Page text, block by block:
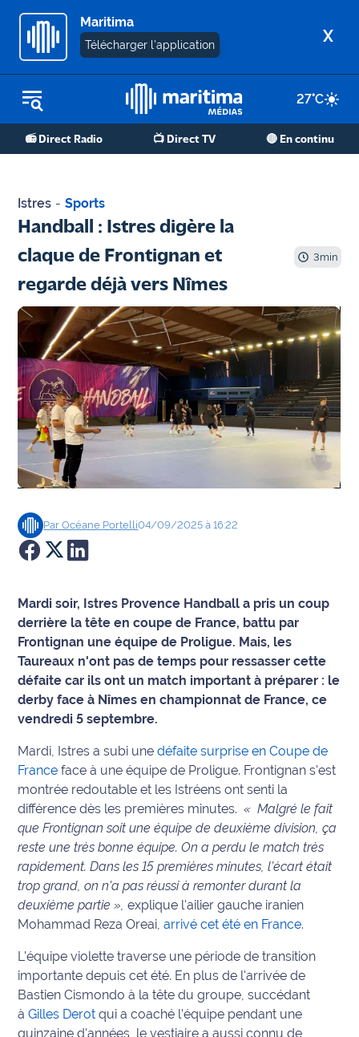
Maritima
Télécharger l'application X
27°C
📻 Direct Radio 📺 Direct TV 🔴 En continu
REPLAY RADIO
REPLAY TV
Martigues
de Berre
Marseille
- Aix
OM
Agenda
Faits
divers
Sports
Société
Culture
Économie
Éducation
Emploi
Environnement
Info
route
Justice
Météo
Politique
Santé
Social
Transport
Istres - Sports
Handball : Istres digère la
claque de Frontignan et
regarde déjà vers Nîmes
3min
ParOcéane Portelli04/09/2025 à 16:22
Mardi soir, Istres Provence Handball a pris un coup
derrière la tête en coupe de France, battu par
Frontignan une équipe de Proligue. Mais, les
Taureaux n'ont pas de temps pour ressasser cette
défaite car ils ont un match important à préparer : le
derby face à Nîmes en championnat de France, ce
vendredi 5 septembre.
Mardi, Istres a subi unedéfaite surprise en Coupe de
France face à une équipe de Proligue. Frontignan s'est
montrée redoutable et les Istréens ont senti la
différence dès les premières minutes. « Malgré le fait
que Frontignan soit une équipe de deuxième division, ça
reste une très bonne équipe. On a perdu le match très
rapidement. Dans les 15 premières minutes, l’écart était
trop grand, on n'a pas réussi à remonter durant la
deuxième partie »,explique l'ailier gauche iranien
Mohammad Reza Oreai,arrivé cet été en France.
L'équipe violette traverse une période de transition
importante depuis cet été. En plus de l'arrivée de
Bastien Cismondo à la tête du groupe, succédant
àGilles Derotqui a coaché l’équipe pendant une
quinzaine d'années, le vestiaire a aussi connu de